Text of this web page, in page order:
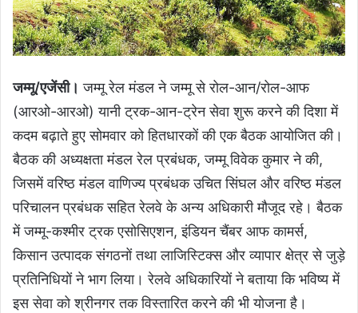
जम्मू/एजेंसी। जम्मू रेल मंडल ने जम्मू से रोल-आन/रोल-आफ
(आरओ-आरओ) यानी ट्रक-आन-ट्रेन सेवा शुरू करने की दिशा में
कदम बढ़ाते हुए सोमवार को हितधारकों की एक बैठक आयोजित की।
बैठक की अध्यक्षता मंडल रेल प्रबंधक, जम्मू विवेक कुमार ने की,
जिसमें वरिष्ठ मंडल वाणिज्य प्रबंधक उचित सिंघल और वरिष्ठ मंडल
परिचालन प्रबंधक सहित रेलवे के अन्य अधिकारी मौजूद रहे। बैठक
में जम्मू-कश्मीर ट्रक एसोसिएशन, इंडियन चैंबर आफ कामर्स,
किसान उत्पादक संगठनों तथा लाजिस्टिक्स और व्यापार क्षेत्र से जुड़े
प्रतिनिधियों ने भाग लिया। रेलवे अधिकारियों ने बताया कि भविष्य में
इस सेवा को श्रीनगर तक विस्तारित करने की भी योजना है।